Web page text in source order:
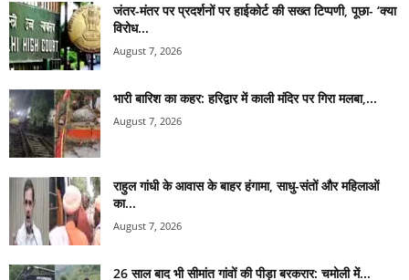
जंतर-मंतर पर प्रदर्शनों पर हाईकोर्ट की सख्त टिप्पणी, पूछा- ‘क्या
विरोध...
August 7, 2026
भारी बारिश का कहर: हरिद्वार में काली मंदिर पर गिरा मलबा,...
August 7, 2026
राहुल गांधी के आवास के बाहर हंगामा, साधु-संतों और महिलाओं
का...
August 7, 2026
26 साल बाद भी सीमांत गांवों की पीड़ा बरकरार: चमोली में...